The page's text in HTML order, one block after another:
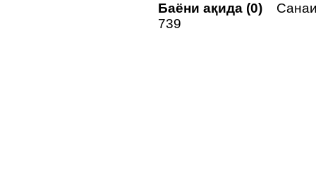
Баёни ақида (0)
739